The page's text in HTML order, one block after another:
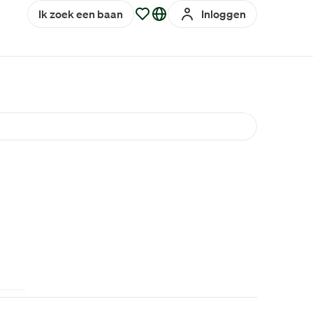
Ik zoek een baan Inloggen